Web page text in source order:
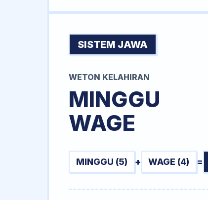
SISTEM JAWA
WETON KELAHIRAN
MINGGU
WAGE
MINGGU (5) + WAGE (4) =